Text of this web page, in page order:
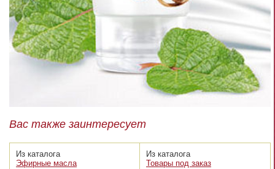
Вас также заинтересует
Из каталога
Эфирные масла
Из каталога
Товары под заказ